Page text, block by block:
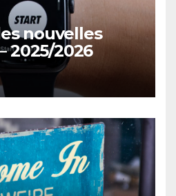
nouvelles
2025/2026